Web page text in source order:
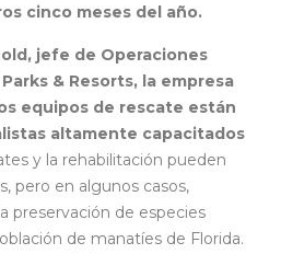
cinco meses del año.
jefe de Operaciones
& Resorts, la empresa
equipos de rescate están
altamente capacitados
y la rehabilitación pueden
pero en algunos casos,
preservación de especies
de manatíes de Florida.